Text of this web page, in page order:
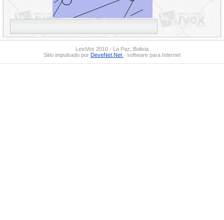
LexiVox 2010 - La Paz, Bolivia
Sitio impulsado por DeveNet.Net - software para Internet